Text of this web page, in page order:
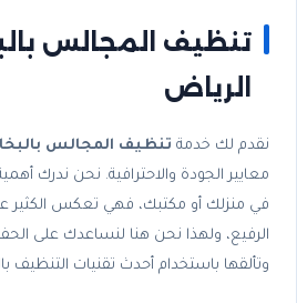
تنظيف المجالس
الرياض
نقدم لك خدمة تنظيف المجالس
معايير الجودة والاحترافية. نحن ندرك
في منزلك أو مكتبك، فهي تعكس
الرفيع، ولهذا نحن هنا لنساعدك على
وتألقها باستخدام أحدث تقنيات التنظيف